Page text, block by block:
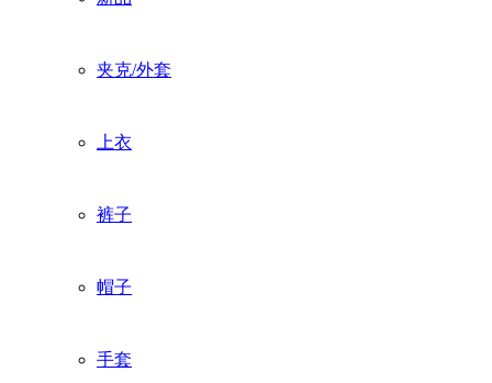
夹克/外套
上衣
裤子
帽子
手套